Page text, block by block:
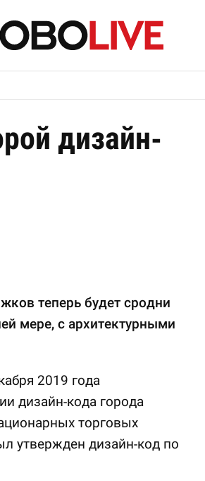
дизайн-
теперь будет сродни
мере, с архитектурными
2019 года
дизайн-кода города
торговых
утвержден дизайн-код по